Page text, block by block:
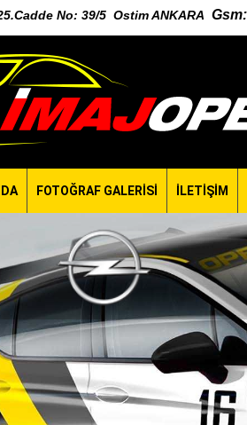
No: 39/5 Ostim ANKARA Gsm:
FOTOĞRAF GALERİSİ İLETİŞİM